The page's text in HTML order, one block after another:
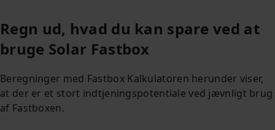
Regn ud, hvad du kan spare ved at
bruge Solar Fastbox
Beregninger med Fastbox Kalkulatoren herunder viser,
at der er et stort indtjeningspotentiale ved jævnligt brug
af Fastboxen.